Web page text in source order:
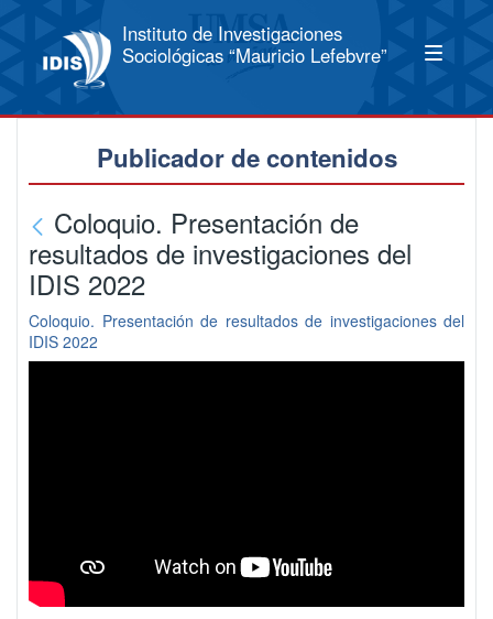
Instituto de Investigaciones
Sociológicas “Mauricio Lefebvre”
Publicador de contenidos
Coloquio. Presentación de
resultados de investigaciones del
IDIS 2022
Coloquio. Presentación de resultados de investigaciones del
IDIS 2022